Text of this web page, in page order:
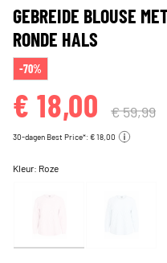
GEBREIDE BLOUSE
RONDE HALS
-70%
€ 18,00 € 59,99
30-dagen Best Price*: € 18,00
Kleur: Roze